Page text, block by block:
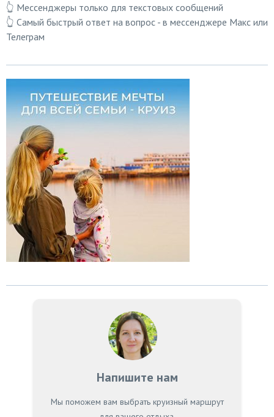
👆 Мессенджеры только для текстовых сообщений
👆 Самый быстрый ответ на вопрос - в мессенджере Макс или
Телеграм
Напишите нам
Мы поможем вам выбрать круизный маршрут